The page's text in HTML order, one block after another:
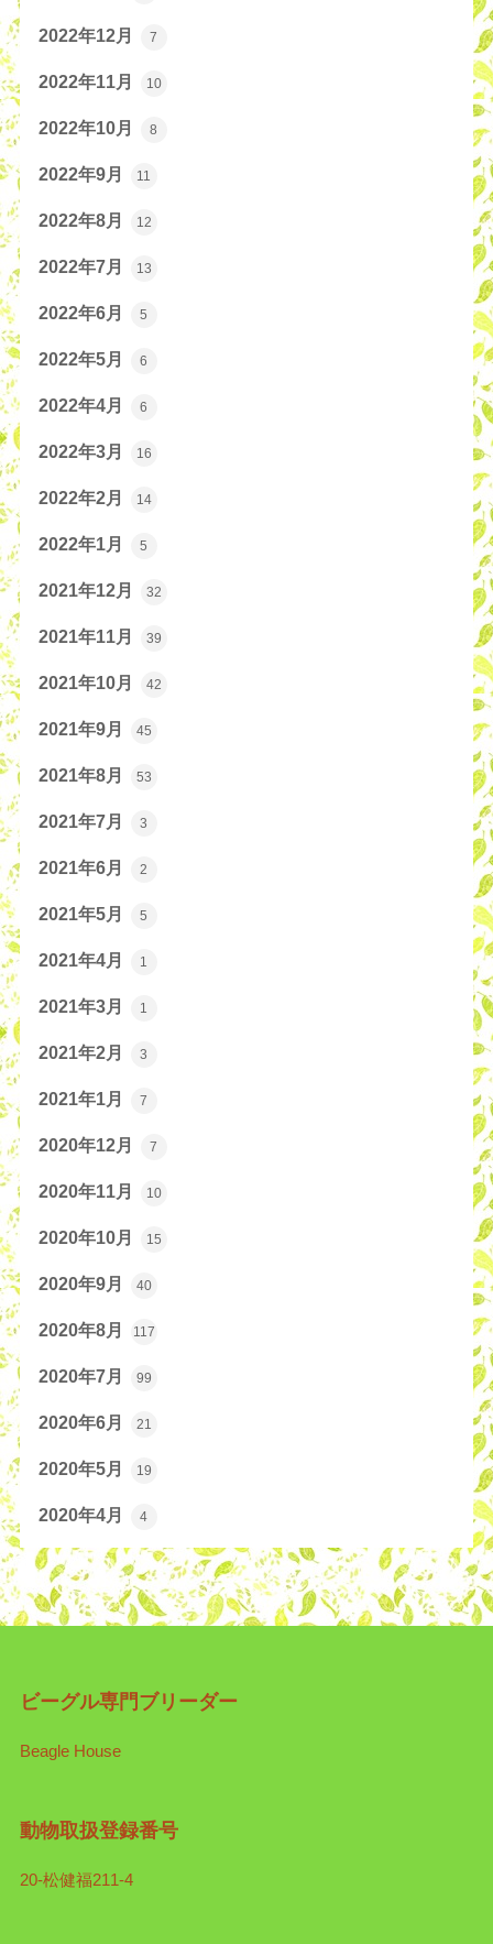
2022年12月 7
2022年11月 10
2022年10月 8
2022年9月 11
2022年8月 12
2022年7月 13
2022年6月 5
2022年5月 6
2022年4月 6
2022年3月 16
2022年2月 14
2022年1月 5
2021年12月 32
2021年11月 39
2021年10月 42
2021年9月 45
2021年8月 53
2021年7月 3
2021年6月 2
2021年5月 5
2021年4月 1
2021年3月 1
2021年2月 3
2021年1月 7
2020年12月 7
2020年11月 10
2020年10月 15
2020年9月 40
2020年8月 117
2020年7月 99
2020年6月 21
2020年5月 19
2020年4月 4
ビーグル専門ブリーダー
Beagle House
動物取扱登録番号
20-松健福211-4